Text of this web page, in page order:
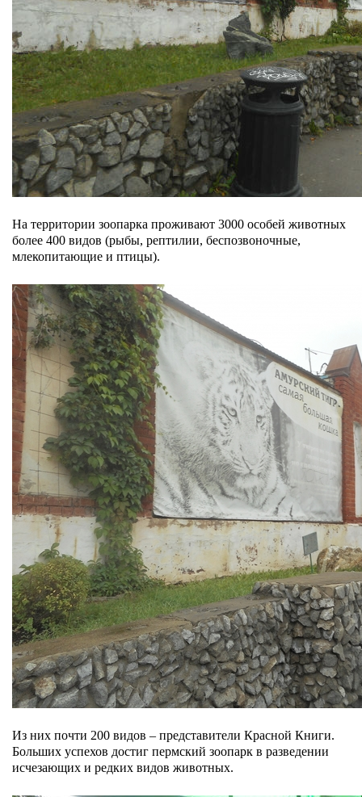
На территории зоопарка проживают 3000 особей животных
более 400 видов (рыбы, рептилии, беспозвоночные,
млекопитающие и птицы).
Из них почти 200 видов – представители Красной Книги.
Больших успехов достиг пермский зоопарк в разведении
исчезающих и редких видов животных.